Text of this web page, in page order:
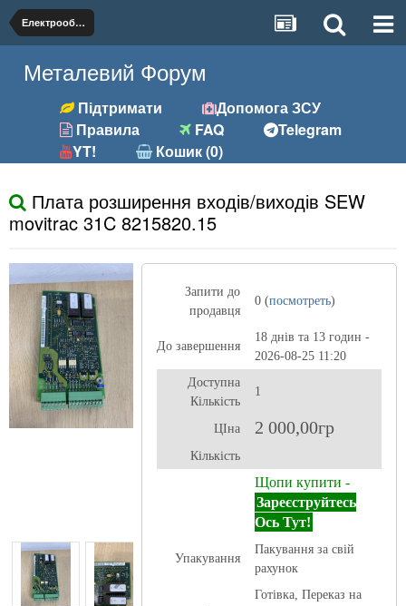
Електрообладнання
Металевий Форум
Підтримати
Допомога ЗСУ
Правила
FAQ
Telegram
YT!
Кошик (0)
Плата розширення входів/виходів SEW
movitrac 31C 8215820.15
Запити до
продавця
0 (посмотреть)
До завершення
18 днів та 13 годин -
2026-08-25 11:20
Доступна
Кількість
1
ЦІна 2 000,00гр
Кількість
Щопи купити -
Зареєструйтесь
Ось Тут!
Упакування
Пакування за свій
рахунок
Готівка, Переказ на